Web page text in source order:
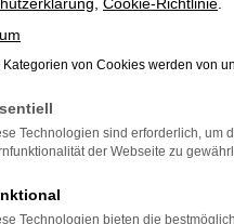
andere Webseiten, zum
deine
Erweiterungen, wie
das Laden bestimmter
Funktioniert die Seite in
Kategorien von Cookies werden von
Technologien sind erforderlich, um
der Webseite zu
Technologien bieten die